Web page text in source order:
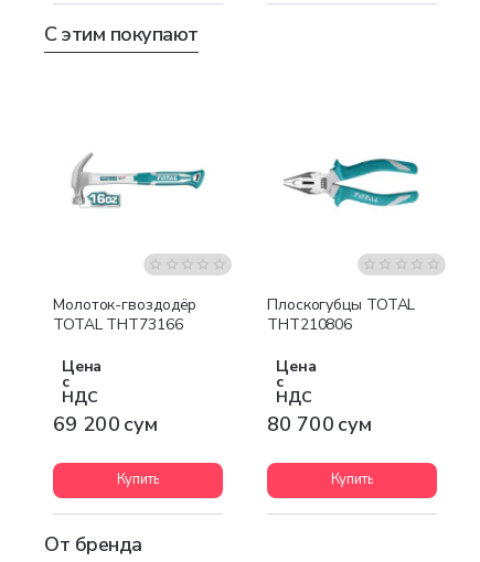
С этим покупают
Молоток-гвоздодёр
TOTAL THT73166
Цена
с
НДС
69 200 сум
Купить
Плоскогубцы TOTAL
THT210806
Цена
с
НДС
80 700 сум
Купить
От бренда